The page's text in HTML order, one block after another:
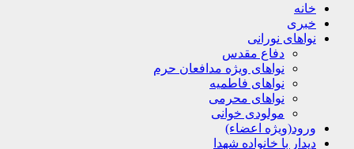
خانه
خبری
نواهای نورانی
دفاع مقدس
نواهای ویژه مدافعان حرم
نواهای فاطمیه
نواهای محرمی
مولودی خوانی
ورود(ویژه اعضاء)
دیدار با خانواده شهدا